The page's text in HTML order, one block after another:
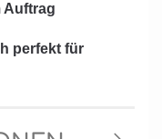
Auftrag
perfekt für